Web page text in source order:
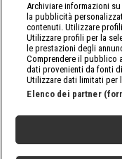
Archiviare informazioni
la pubblicità
contenuti. Utilizzare
Utilizzare profili per la
le prestazioni degli
Comprendere il pubblico
dati provenienti da fonti
Utilizzare dati limitati per
Elenco dei partner